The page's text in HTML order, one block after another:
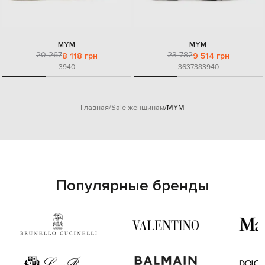
MYM
20 2678 118 грн
3940
MYM
23 7829 514 грн
3637383940
Главная Sale женщинам MYM
Популярные бренды